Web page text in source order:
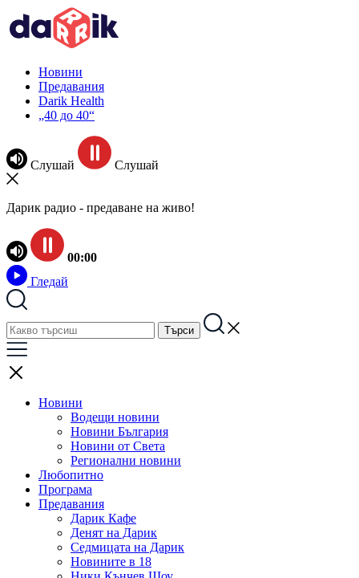
Новини
Предавания
Darik Health
„40 до 40“
Слушай Слушай
Дарик радио - предаване на живо!
00:00
Гледай
Новини
Водещи новини
Новини България
Новини от Света
Регионални новини
Любопитно
Програма
Предавания
Дарик Кафе
Денят на Дарик
Седмицата на Дарик
Новините в 18